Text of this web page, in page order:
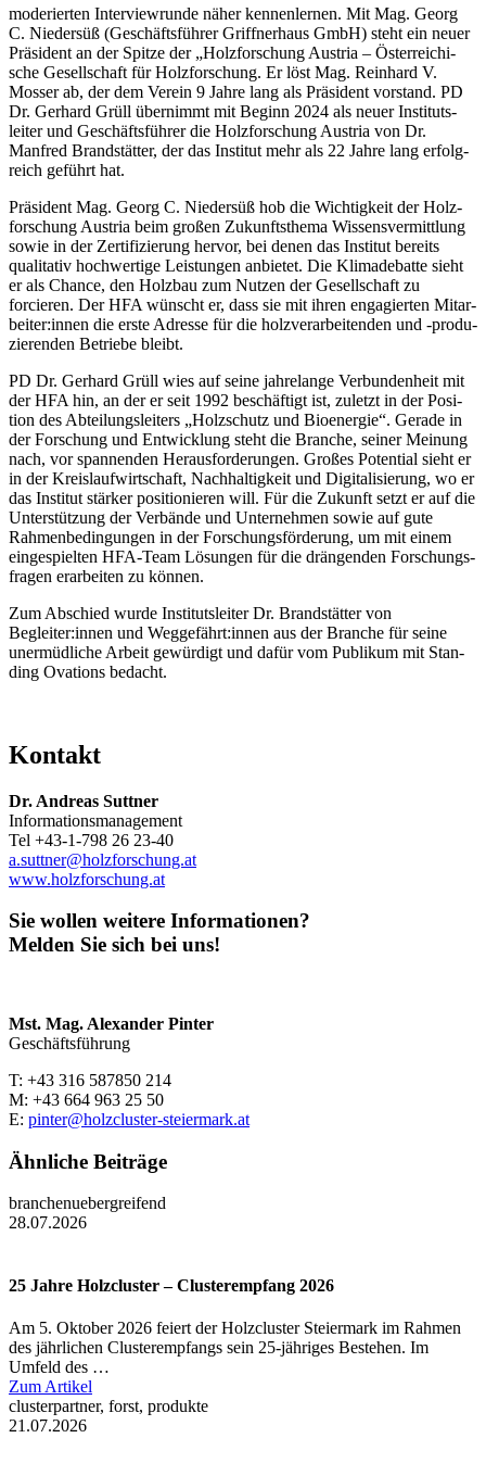
mode­rierten Inter­viewrunde näher kennen­lernen. Mit Mag. Georg
C. Niedersüß (Geschäfts­führer Griff­ner­haus GmbH) steht ein neuer
Präsi­dent an der Spitze der „Holz­for­schung Austria – Öster­rei­chi­
sche Gesell­schaft für Holz­for­schung. Er löst Mag. Rein­hard V.
Mosser ab, der dem Verein 9 Jahre lang als Präsi­dent vorstand. PD
Dr. Gerhard Grüll über­nimmt mit Beginn 2024 als neuer Insti­tuts­
leiter und Geschäfts­führer die Holz­for­schung Austria von Dr.
Manfred Brand­stätter, der das Institut mehr als 22 Jahre lang erfolg­
reich geführt hat.
Präsi­dent Mag. Georg C. Niedersüß hob die Wich­tig­keit der Holz­
for­schung Austria beim großen Zukunfts­thema Wissens­ver­mitt­lung
sowie in der Zerti­fi­zie­rung hervor, bei denen das Institut bereits
quali­tativ hoch­wer­tige Leis­tungen anbietet. Die Klima­de­batte sieht
er als Chance, den Holzbau zum Nutzen der Gesell­schaft zu
forcieren. Der HFA wünscht er, dass sie mit ihren enga­gierten Mitar­
beiter:innen die erste Adresse für die holz­ver­ar­bei­tenden und -produ­
zie­renden Betriebe bleibt.
PD Dr. Gerhard Grüll wies auf seine jahre­lange Verbun­den­heit mit
der HFA hin, an der er seit 1992 beschäf­tigt ist, zuletzt in der Posi­
tion des Abtei­lungs­lei­ters „Holz­schutz und Bioen­ergie“. Gerade in
der Forschung und Entwick­lung steht die Branche, seiner Meinung
nach, vor span­nenden Heraus­for­de­rungen. Großes Poten­tial sieht er
in der Kreis­lauf­wirt­schaft, Nach­hal­tig­keit und Digi­ta­li­sie­rung, wo er
das Institut stärker posi­tio­nieren will. Für die Zukunft setzt er auf die
Unter­stüt­zung der Verbände und Unter­nehmen sowie auf gute
Rahmen­be­din­gungen in der Forschungs­för­de­rung, um mit einem
einge­spielten HFA-Team Lösungen für die drän­genden Forschungs­
fragen erar­beiten zu können.
Zum Abschied wurde Insti­tuts­leiter Dr. Brand­stätter von
Begleiter:innen und Wegge­fährt:innen aus der Branche für seine
uner­müd­liche Arbeit gewür­digt und dafür vom Publikum mit Stan­
ding Ovations bedacht.
Kontakt
Dr. Andreas Suttner
Informationsmanagement
Tel +43-1-798 26 23-40
a.suttner@holzforschung.at
www.holzforschung.at
Sie wollen weitere Informationen?
Melden Sie sich bei uns!
Mst. Mag. Alexander Pinter
Geschäftsführung
T: +43 316 587850 214
M: +43 664 963 25 50
E: pinter@holzcluster-steiermark.at
Ähnliche Beiträge
branchenuebergreifend
28.07.2026
25 Jahre Holzcluster – Clusterempfang 2026
Am 5. Oktober 2026 feiert der Holzcluster Steiermark im Rahmen
des jährlichen Clusterempfangs sein 25-jähriges Bestehen. Im
Umfeld des …
Zum Artikel
clusterpartner, forst, produkte
21.07.2026